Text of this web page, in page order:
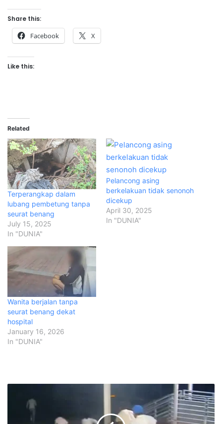
Share this:
Facebook X
Like this:
Related
Terperangkap dalam
lubang pembetung tanpa
seurat benang
July 15, 2025
In "DUNIA"
Pelancong asing
berkelakuan tidak senonoh
dicekup
April 30, 2025
In "DUNIA"
Wanita berjalan tanpa
seurat benang dekat
hospital
January 16, 2026
In "DUNIA"